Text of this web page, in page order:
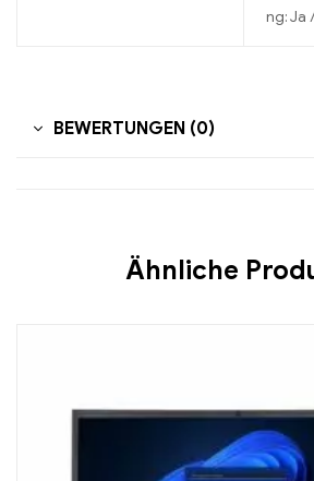
ng: Ja
BEWERTUNGEN (0)
Ähnliche